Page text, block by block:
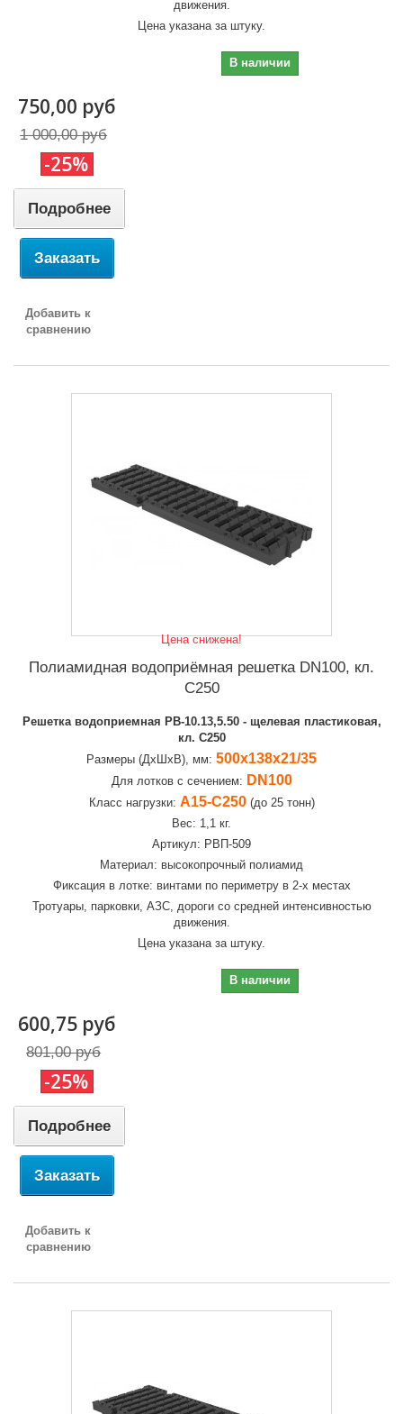
движения.
Цена указана за штуку.
В наличии
750,00 руб
1 000,00 руб
-25%
Подробнее
Заказать
Добавить к
сравнению
Цена снижена!
Полиамидная водоприёмная решетка DN100, кл.
C250
Решетка водоприемная РВ-10.13,5.50 - щелевая пластиковая,
кл. С250
Размеры (ДхШхВ), мм: 500х138х21/35
Для лотков с сечением: DN100
Класс нагрузки: А15-C250(до 25 тонн)
Вес: 1,1 кг.
Артикул: РВП-509
Материал: высокопрочный полиамид
Фиксация в лотке: винтами по периметру в 2-х местах
Тротуары, парковки, АЗС, дороги со средней интенсивностью
движения.
Цена указана за штуку.
В наличии
600,75 руб
801,00 руб
-25%
Подробнее
Заказать
Добавить к
сравнению